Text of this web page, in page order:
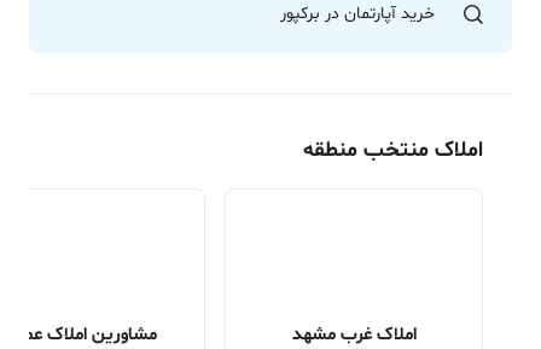
خرید آپارتمان در برکپور
املاک منتخب منطقه
املاک غرب مشهد مشاورین املاک